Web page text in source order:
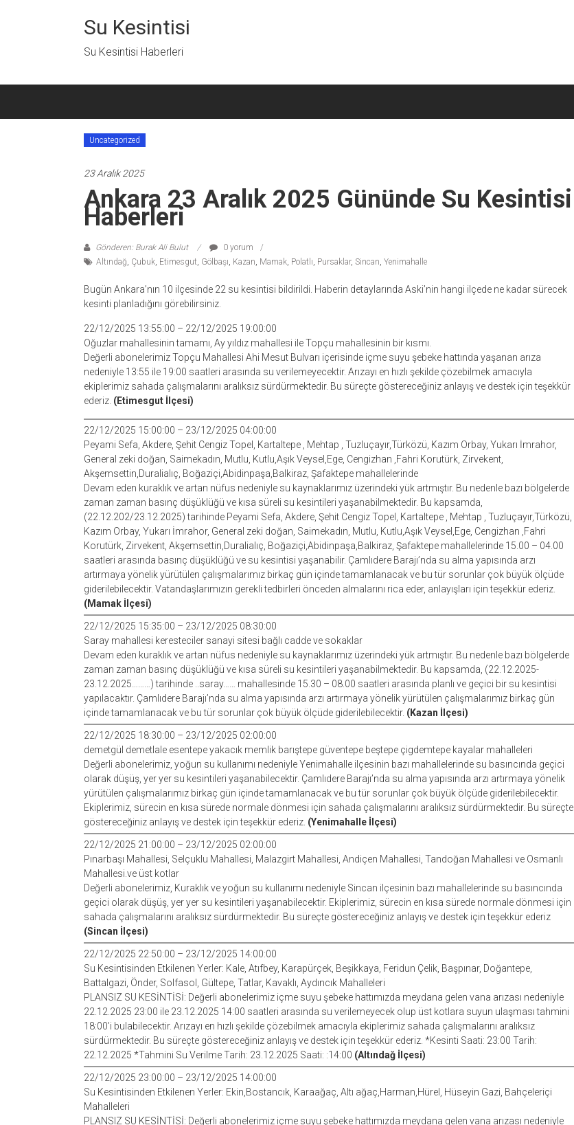
Su Kesintisi
Su Kesintisi Haberleri
Uncategorized
23 Aralık 2025
Ankara 23 Aralık 2025 Gününde Su Kesintisi
Haberleri
Gönderen: Burak Ali Bulut
0 yorum
Altındağ, Çubuk, Etimesgut, Gölbaşı, Kazan, Mamak, Polatlı, Pursaklar, Sincan, Yenimahalle
Bugün Ankara’nın 10 ilçesinde 22 su kesintisi bildirildi. Haberin detaylarında Aski’nin hangi ilçede ne kadar sürecek
kesinti planladığını görebilirsiniz.
22/12/2025 13:55:00 – 22/12/2025 19:00:00
Oğuzlar mahallesinin tamamı, Ay yıldız mahallesi ile Topçu mahallesinin bir kısmı.
Değerli abonelerimiz Topçu Mahallesi Ahi Mesut Bulvarı içerisinde içme suyu şebeke hattında yaşanan arıza
nedeniyle 13:55 ile 19:00 saatleri arasında su verilemeyecektir. Arızayı en hızlı şekilde çözebilmek amacıyla
ekiplerimiz sahada çalışmalarını aralıksız sürdürmektedir. Bu süreçte göstereceğiniz anlayış ve destek için teşekkür
ederiz. (Etimesgut İlçesi)
22/12/2025 15:00:00 – 23/12/2025 04:00:00
Peyami Sefa, Akdere, Şehit Cengiz Topel, Kartaltepe , Mehtap , Tuzluçayır,Türközü, Kazım Orbay, Yukarı İmrahor,
General zeki doğan, Saimekadın, Mutlu, Kutlu,Aşık Veysel,Ege, Cengizhan ,Fahri Korutürk, Zirvekent,
Akşemsettin,Duralialıç, Boğaziçi,Abidinpaşa,Balkiraz, Şafaktepe mahallelerinde
Devam eden kuraklık ve artan nüfus nedeniyle su kaynaklarımız üzerindeki yük artmıştır. Bu nedenle bazı bölgelerde
zaman zaman basınç düşüklüğü ve kısa süreli su kesintileri yaşanabilmektedir. Bu kapsamda,
(22.12.202/23.12.2025) tarihinde Peyami Sefa, Akdere, Şehit Cengiz Topel, Kartaltepe , Mehtap , Tuzluçayır,Türközü,
Kazım Orbay, Yukarı İmrahor, General zeki doğan, Saimekadın, Mutlu, Kutlu,Aşık Veysel,Ege, Cengizhan ,Fahri
Korutürk, Zirvekent, Akşemsettin,Duralialıç, Boğaziçi,Abidinpaşa,Balkiraz, Şafaktepe mahallelerinde 15.00 – 04.00
saatleri arasında basınç düşüklüğü ve su kesintisi yaşanabilir. Çamlıdere Barajı’nda su alma yapısında arzı
artırmaya yönelik yürütülen çalışmalarımız birkaç gün içinde tamamlanacak ve bu tür sorunlar çok büyük ölçüde
giderilebilecektir. Vatandaşlarımızın gerekli tedbirleri önceden almalarını rica eder, anlayışları için teşekkür ederiz.
(Mamak İlçesi)
22/12/2025 15:35:00 – 23/12/2025 08:30:00
Saray mahallesi keresteciler sanayi sitesi bağlı cadde ve sokaklar
Devam eden kuraklık ve artan nüfus nedeniyle su kaynaklarımız üzerindeki yük artmıştır. Bu nedenle bazı bölgelerde
zaman zaman basınç düşüklüğü ve kısa süreli su kesintileri yaşanabilmektedir. Bu kapsamda, (22.12.2025-
23.12.2025………) tarihinde ..saray…… mahallesinde 15.30 – 08.00 saatleri arasında planlı ve geçici bir su kesintisi
yapılacaktır. Çamlıdere Barajı’nda su alma yapısında arzı artırmaya yönelik yürütülen çalışmalarımız birkaç gün
içinde tamamlanacak ve bu tür sorunlar çok büyük ölçüde giderilebilecektir. (Kazan İlçesi)
22/12/2025 18:30:00 – 23/12/2025 02:00:00
demetgül demetlale esentepe yakacık memlik barıştepe güventepe beştepe çigdemtepe kayalar mahalleleri
Değerli abonelerimiz, yoğun su kullanımı nedeniyle Yenimahalle ilçesinin bazı mahallelerinde su basıncında geçici
olarak düşüş, yer yer su kesintileri yaşanabilecektir. Çamlıdere Barajı’nda su alma yapısında arzı artırmaya yönelik
yürütülen çalışmalarımız birkaç gün içinde tamamlanacak ve bu tür sorunlar çok büyük ölçüde giderilebilecektir.
Ekiplerimiz, sürecin en kısa sürede normale dönmesi için sahada çalışmalarını aralıksız sürdürmektedir. Bu süreçte
göstereceğiniz anlayış ve destek için teşekkür ederiz. (Yenimahalle İlçesi)
22/12/2025 21:00:00 – 23/12/2025 02:00:00
Pınarbaşı Mahallesi, Selçuklu Mahallesi, Malazgirt Mahallesi, Andiçen Mahallesi, Tandoğan Mahallesi ve Osmanlı
Mahallesi.ve üst kotlar
Değerli abonelerimiz, Kuraklık ve yoğun su kullanımı nedeniyle Sincan ilçesinin bazı mahallelerinde su basıncında
geçici olarak düşüş, yer yer su kesintileri yaşanabilecektir. Ekiplerimiz, sürecin en kısa sürede normale dönmesi için
sahada çalışmalarını aralıksız sürdürmektedir. Bu süreçte göstereceğiniz anlayış ve destek için teşekkür ederiz
(Sincan İlçesi)
22/12/2025 22:50:00 – 23/12/2025 14:00:00
Su Kesintisinden Etkilenen Yerler: Kale, Atıfbey, Karapürçek, Beşikkaya, Feridun Çelik, Başpınar, Doğantepe,
Battalgazi, Önder, Solfasol, Gültepe, Tatlar, Kavaklı, Aydıncık Mahalleleri
PLANSIZ SU KESİNTİSİ: Değerli abonelerimiz içme suyu şebeke hattımızda meydana gelen vana arızası nedeniyle
22.12.2025 23:00 ile 23.12.2025 14:00 saatleri arasında su verilemeyecek olup üst kotlara suyun ulaşması tahmini
18:00’i bulabilecektir. Arızayı en hızlı şekilde çözebilmek amacıyla ekiplerimiz sahada çalışmalarını aralıksız
sürdürmektedir. Bu süreçte göstereceğiniz anlayış ve destek için teşekkür ederiz. *Kesinti Saati: 23:00 Tarih:
22.12.2025 *Tahmini Su Verilme Tarih: 23.12.2025 Saati: :14:00 (Altındağ İlçesi)
22/12/2025 23:00:00 – 23/12/2025 14:00:00
Su Kesintisinden Etkilenen Yerler: Ekin,Bostancık, Karaağaç, Altı ağaç,Harman,Hürel, Hüseyin Gazi, Bahçeleriçi
Mahalleleri
PLANSIZ SU KESİNTİSİ: Değerli abonelerimiz içme suyu şebeke hattımızda meydana gelen vana arızası nedeniyle